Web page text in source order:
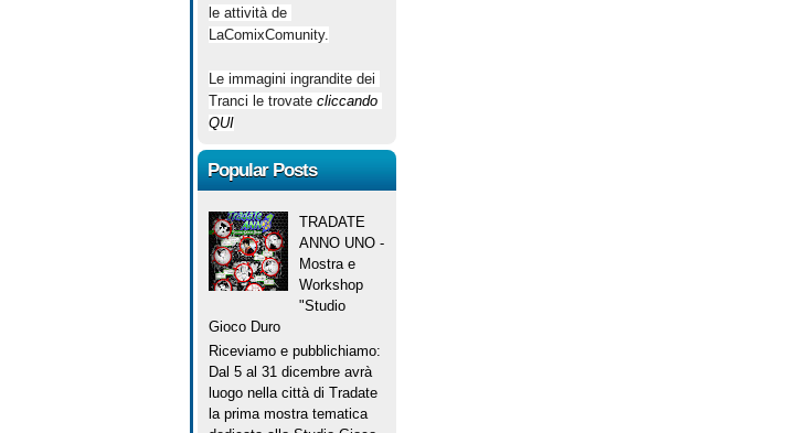
le attività de
LaComixComunity.
Le immagini ingrandite dei
Tranci le trovate cliccando
QUI
Popular Posts
TRADATE
ANNO UNO -
Mostra e
Workshop
"Studio
Gioco Duro
Riceviamo e pubblichiamo:
Dal 5 al 31 dicembre avrà
luogo nella città di Tradate
la prima mostra tematica